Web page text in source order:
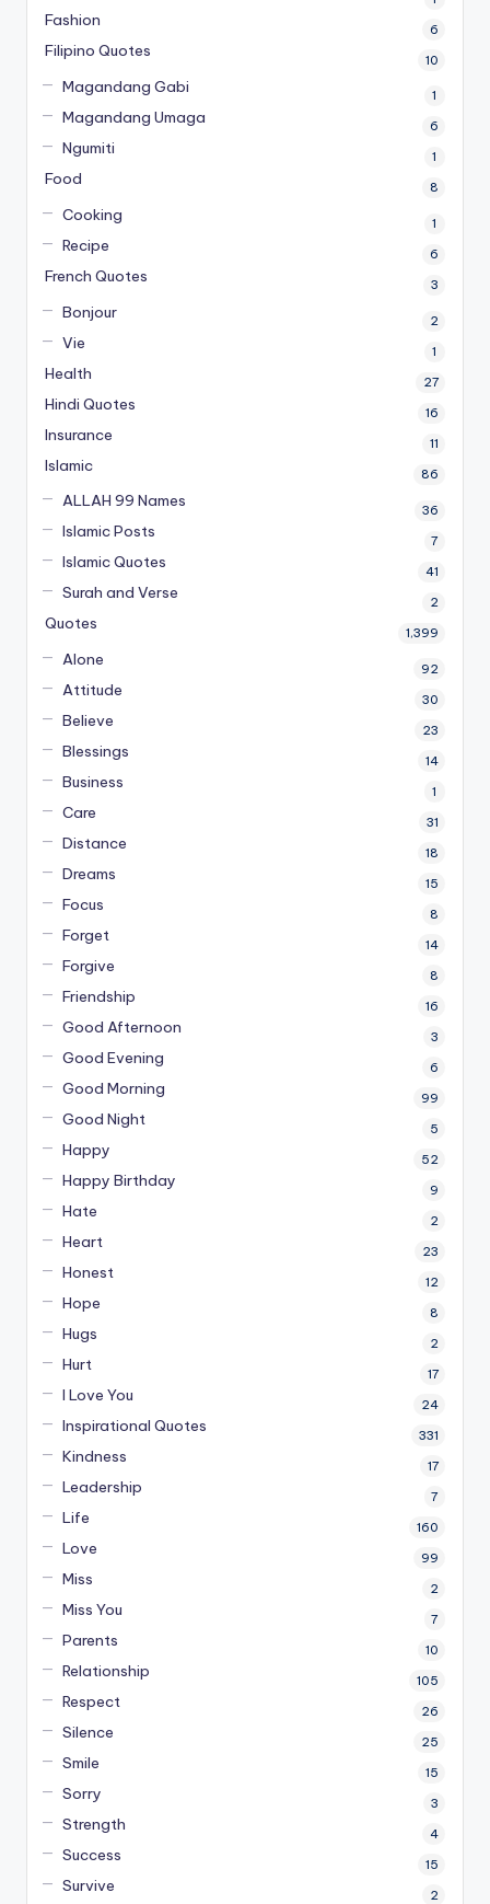
Fashion 6
Filipino Quotes 10
Magandang Gabi 1
Magandang Umaga 6
Ngumiti 1
Food 8
Cooking 1
Recipe 6
French Quotes 3
Bonjour 2
Vie 1
Health 27
Hindi Quotes 16
Insurance 11
Islamic 86
ALLAH 99 Names 36
Islamic Posts 7
Islamic Quotes 41
Surah and Verse 2
Quotes 1,399
Alone 92
Attitude 30
Believe 23
Blessings 14
Business 1
Care 31
Distance 18
Dreams 15
Focus 8
Forget 14
Forgive 8
Friendship 16
Good Afternoon 3
Good Evening 6
Good Morning 99
Good Night 5
Happy 52
Happy Birthday 9
Hate 2
Heart 23
Honest 12
Hope 8
Hugs 2
Hurt 17
I Love You 24
Inspirational Quotes 331
Kindness 17
Leadership 7
Life 160
Love 99
Miss 2
Miss You 7
Parents 10
Relationship 105
Respect 26
Silence 25
Smile 15
Sorry 3
Strength 4
Success 15
Survive 2